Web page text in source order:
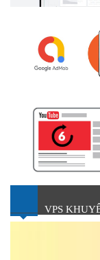
VPS